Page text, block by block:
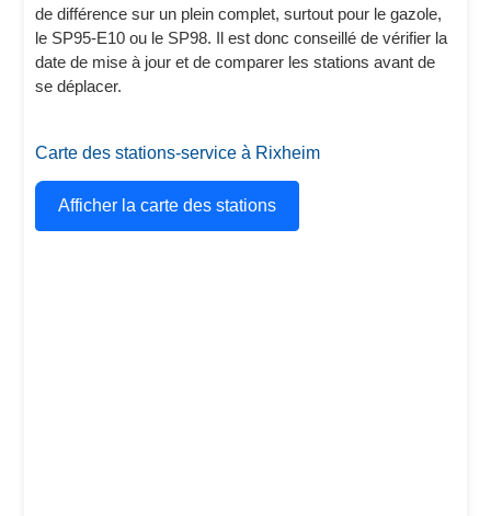
de différence sur un plein complet, surtout pour le gazole,
le SP95-E10 ou le SP98. Il est donc conseillé de vérifier la
date de mise à jour et de comparer les stations avant de
se déplacer.
Carte des stations-service à Rixheim
Afficher la carte des stations